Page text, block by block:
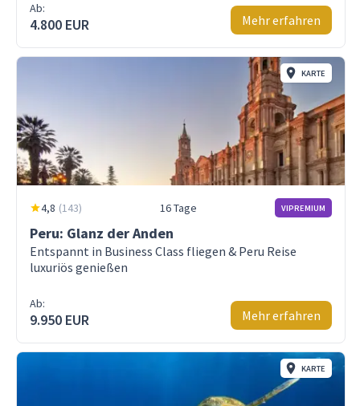
Ab:
4.800 EUR Mehr erfahren
KARTE
4,8 (143) 16 Tage VIPREMIUM
Peru: Glanz der Anden
Entspannt in Business Class fliegen & Peru Reise
luxuriös genießen
Ab:
9.950 EUR Mehr erfahren
KARTE